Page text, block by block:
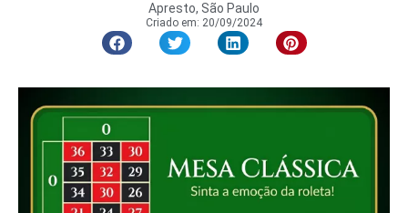
Apresto, São Paulo
Criado em: 20/09/2024